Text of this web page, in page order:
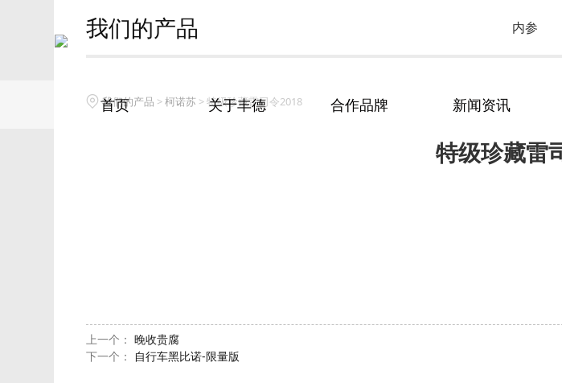
首页 关于丰德 合作品牌 新闻资讯
我们的产品 内参
特级珍藏雷司令2018
我们的产品 >柯诺苏 >特级珍藏雷司令2018
特级珍藏雷
上一个：晚收贵腐
下一个： 自行车黑比诺-限量版